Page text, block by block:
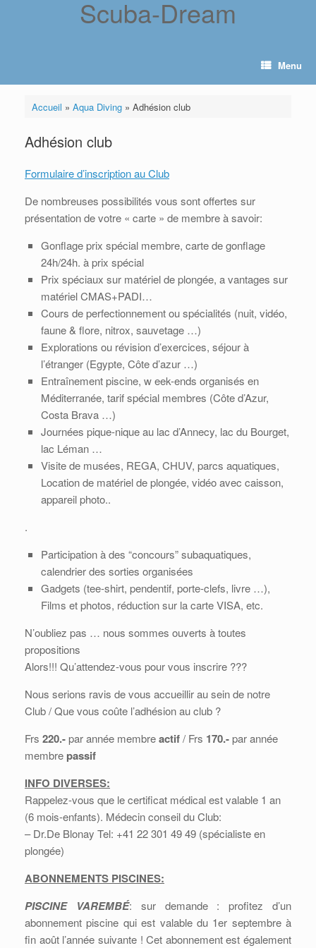
Scuba-Dream
Menu
Accueil » Aqua Diving» Adhésion club
Adhésion club
Formulaire d’inscription au Club
De nombreuses possibilités vous sont offertes sur
présentation de votre « carte » de membre à savoir:
Gonflage prix spécial membre, carte de gonflage
24h/24h. à prix spécial
Prix spéciaux sur matériel de plongée, a vantages sur
matériel CMAS+PADI…
Cours de perfectionnement ou spécialités (nuit, vidéo,
faune & flore, nitrox, sauvetage …)
Explorations ou révision d’exercices, séjour à
l’étranger (Egypte, Côte d’azur …)
Entraînement piscine, w eek-ends organisés en
Méditerranée, tarif spécial membres (Côte d’Azur,
Costa Brava …)
Journées pique-nique au lac d’Annecy, lac du Bourget,
lac Léman …
Visite de musées, REGA, CHUV, parcs aquatiques,
Location de matériel de plongée, vidéo avec caisson,
appareil photo..
.
Participation à des “concours” subaquatiques,
calendrier des sorties organisées
Gadgets (tee-shirt, pendentif, porte-clefs, livre …),
Films et photos, réduction sur la carte VISA, etc.
N’oubliez pas … nous sommes ouverts à toutes
propositions
Alors!!! Qu’attendez-vous pour vous inscrire ???
Nous serions ravis de vous accueillir au sein de notre
Club / Que vous coûte l’adhésion au club ?
Frs 220.-par année membreactif/ Frs 170.-par année
membre passif
INFO DIVERSES:
Rappelez-vous que le certificat médical est valable 1 an
(6 mois-enfants). Médecin conseil du Club:
– Dr.De Blonay Tel: +41 22 301 49 49 (spécialiste en
plongée)
ABONNEMENTS PISCINES:
PISCINE VAREMBÉ: sur demande : profitez d’un
abonnement piscine qui est valable du 1er septembre à
fin août l’année suivante ! Cet abonnement est également